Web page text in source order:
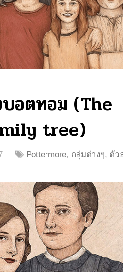
อตทอม (The
tree)
Pottermore, กลุ่มต่างๆ, ตัว